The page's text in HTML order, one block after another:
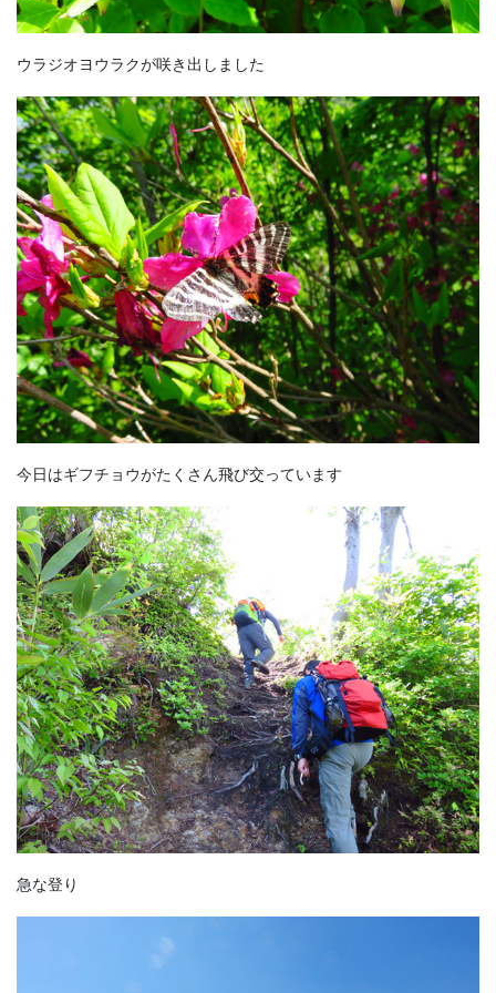
ウラジオヨウラクが咲き出しました
今日はギフチョウがたくさん飛び交っています
急な登り